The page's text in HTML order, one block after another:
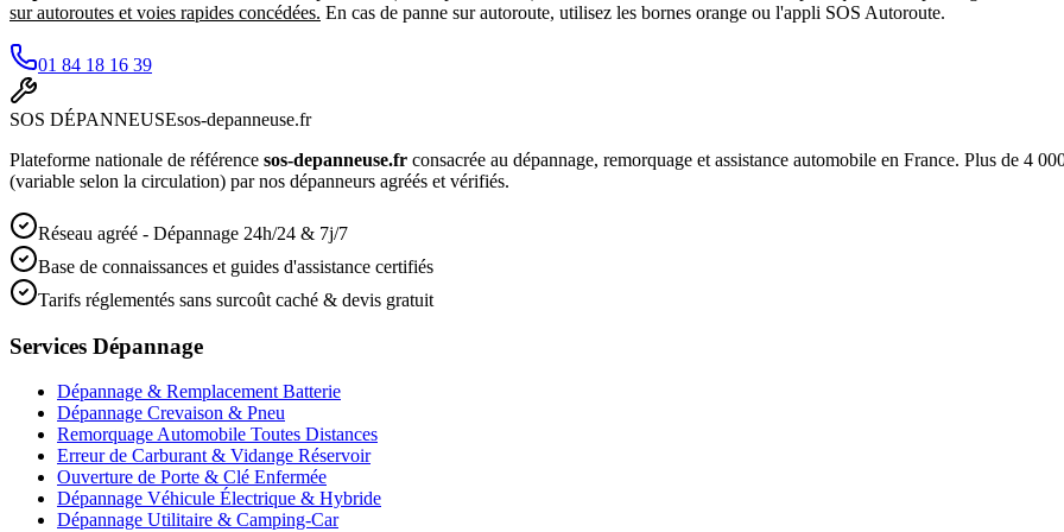
sur autoroutes et voies rapides concédées. En cas de panne sur autoroute, utilisez les bornes orange ou l'appli SOS Autoroute.
01 84 18 16 39
SOS DÉPANNEUSEsos-depanneuse.fr
Plateforme nationale de référence sos-depanneuse.fr consacrée au dépannage, remorquage et assistance automobile en France. Plus de 4
(variable selon la circulation) par nos dépanneurs agréés et vérifiés.
Réseau agréé - Dépannage 24h/24 & 7j/7
Base de connaissances et guides d'assistance certifiés
Tarifs réglementés sans surcoût caché & devis gratuit
Services Dépannage
Dépannage & Remplacement Batterie
Dépannage Crevaison & Pneu
Remorquage Automobile Toutes Distances
Erreur de Carburant & Vidange Réservoir
Ouverture de Porte & Clé Enfermée
Dépannage Véhicule Électrique & Hybride
Dépannage Utilitaire & Camping-Car